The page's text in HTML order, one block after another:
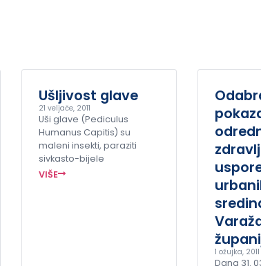
Ušljivost glave
21 veljače, 2011
Uši glave (Pediculus
Humanus Capitis) su
maleni insekti, paraziti
sivkasto-bijele
VIŠE
1 ožujka, 2011
Dana 31.